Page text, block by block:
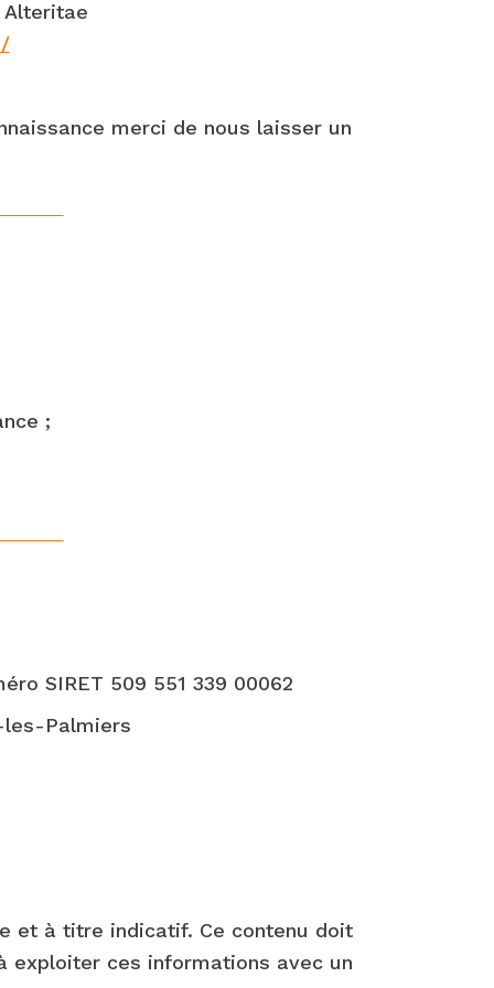
merci de nous laisser un
;
SIRET 509 551 339 00062
les-Palmiers
et à titre indicatif. Ce contenu doit
exploiter ces informations avec un